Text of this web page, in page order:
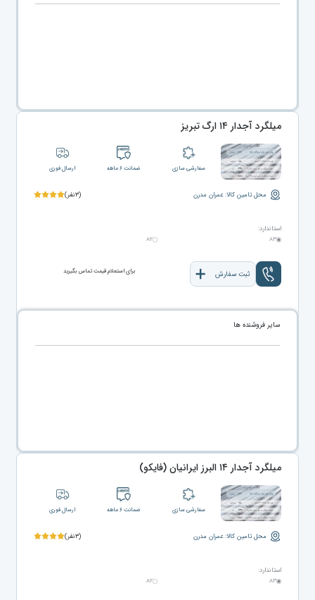
میلگرد آجدار ۱۴ ارگ تبریز
سفارشی سازی ضمانت ۶ ماهه ارسال فوری
محل تامین کالا: عمران مدرن (۳نفر)
استاندارد:
A۳ A۲
ثبت سفارش برای استعلام قیمت تماس بگیرید
سایر فروشنده ها
میلگرد آجدار ۱۴ البرز ایرانیان (فایکو)
سفارشی سازی ضمانت ۶ ماهه ارسال فوری
محل تامین کالا: عمران مدرن (۳نفر)
استاندارد:
A۳ A۲